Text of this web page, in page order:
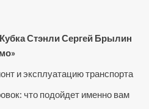
Стэнли Сергей Брылин
и эксплуатацию транспорта
что подойдет именно вам